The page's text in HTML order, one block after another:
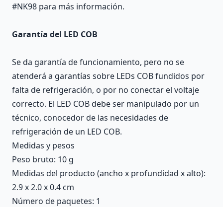
#NK98 para más información.
Garantía del LED COB
Se da garantía de funcionamiento, pero no se
atenderá a garantías sobre LEDs COB fundidos por
falta de refrigeración, o por no conectar el voltaje
correcto. El LED COB debe ser manipulado por un
técnico, conocedor de las necesidades de
refrigeración de un LED COB.
Medidas y pesos
Peso bruto: 10 g
Medidas del producto (ancho x profundidad x alto):
2.9 x 2.0 x 0.4 cm
Número de paquetes: 1